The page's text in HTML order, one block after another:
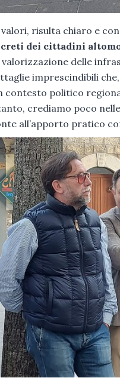
risulta chiaro e
dei cittadini
valorizzazione delle
imprescindibili
contesto politico
crediamo poco nelle
all’apporto pratico